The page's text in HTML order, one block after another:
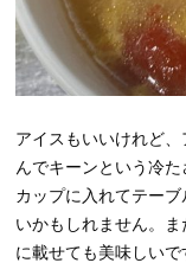
アイスもいいけれど
んでキーンという冷
カップに入れてテー
いかもしれません。
に載せても美味しいで